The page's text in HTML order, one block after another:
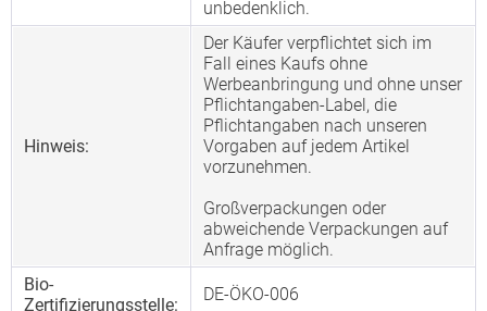
unbedenklich.
Hinweis:
Der Käufer verpflichtet sich im
Fall eines Kaufs ohne
Werbeanbringung und ohne unser
Pflichtangaben-Label, die
Pflichtangaben nach unseren
Vorgaben auf jedem Artikel
vorzunehmen.
Großverpackungen oder
abweichende Verpackungen auf
Anfrage möglich.
Bio-
Zertifizierungsstelle:
DE-ÖKO-006